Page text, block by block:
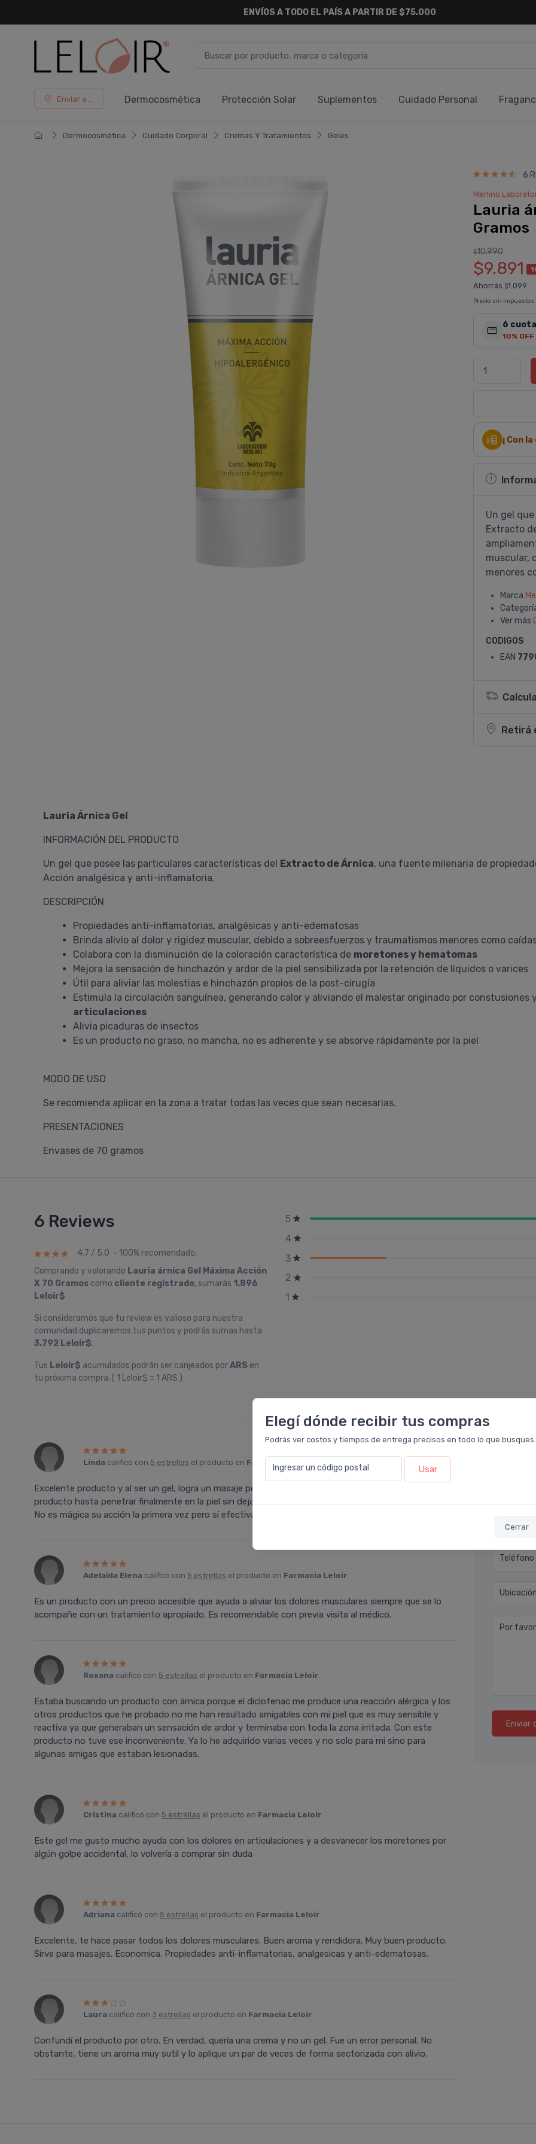
Elegí dónde recibir tus compras
Podrás ver costos y tiempos de entrega precisos en todo lo que busques.
Ingresar un código postal Usar
Cerrar
Enviar a ... Dermocosmética Protección Solar Suplementos Cuidado Personal
Dermocosmética Cuidado Corporal Cremas Y Tratamientos Geles
6
Merlino
Lauria
Gramos
$10.990
$9.891
Ahorrás $1.099
Precio sin
6
10% OFF
¡ Con
Un gel
Extracto
muscular,
menores
Marca
Ver más
CODIGOS
EAN
Retirá
Lauria Árnica Gel
INFORMACIÓN DEL PRODUCTO
Un gel que posee las particulares características del Extracto de Árnica, una fuente milenaria de
Acción analgésica y anti-inflamatoria.
DESCRIPCIÓN
Propiedades anti-inflamatorias, analgésicas y anti-edematosas
Brinda alivio al dolor y rigidez muscular, debido a sobreesfuerzos y traumatismos menores como
Colabora con la disminución de la coloración característica de moretones y hematomas
Mejora la sensación de hinchazón y ardor de la piel sensibilizada por la retención de líquidos o varices
Útil para aliviar las molestias e hinchazón propios de la post-cirugía
Estimula la circulación sanguínea, generando calor y aliviando el malestar originado por constusiones
articulaciones
Alivia picaduras de insectos
Es un producto no graso, no mancha, no es adherente y se absorve rápidamente por la piel
MODO DE USO
Se recomienda aplicar en la zona a tratar todas las veces que sean necesarias.
PRESENTACIONES
Envases de 70 gramos
6 Reviews
4.7 / 5.0 - 100% recomendado.
Comprando y valorando Lauria árnica Gel Máxima Acción
X 70 Gramos como cliente registrado, sumarás 1.896
Leloir$
Si consideramos que tu review es valioso para nuestra
comunidad duplicaremos tus puntos y podrás sumas hasta
3.792 Leloir$.
Tus Leloir$ acumulados podrán ser canjeados porARS en
tu próxima compra. ( 1 Leloir$ = 1 ARS )
5
4
3
2
1
Linda calificó con 5 estrellas el producto en Farmacia Leloir
Excelente producto y al ser un gel, logra un masaje perdurable en el tiempo con poca cantidad de
producto hasta penetrar finalmente en la piel sin dejar rastros oleosos o aceitosos que incomoden.
No es mágica su acción la primera vez pero sí efectiva en reiteradas aplicaciones.
Adelaida Elena calificó con 5 estrellas el producto en Farmacia Leloir.
Es un producto con un precio accesible que ayuda a aliviar los dolores musculares siempre que se lo
acompañe con un tratamiento apropiado. Es recomendable con previa visita al médico.
Roxana calificó con 5 estrellas el producto en Farmacia Leloir.
Estaba buscando un producto con árnica porque el diclofenac me produce una reacción alérgica y los
otros productos que he probado no me han resultado amigables con mi piel que es muy sensible y
reactiva ya que generaban un sensación de ardor y terminaba con toda la zona irritada. Con este
producto no tuve ese inconveniente. Ya lo he adquirido varias veces y no solo para mi sino para
algunas amigas que estaban lesionadas.
Cristina calificó con 5 estrellas el producto en Farmacia Leloir.
Este gel me gusto mucho ayuda con los dolores en articulaciones y a desvanecer los moretones por
algún golpe accidental, lo volvería a comprar sin duda
Adriana calificó con 5 estrellas el producto en Farmacia Leloir.
Excelente, te hace pasar todos los dolores musculares. Buen aroma y rendidora. Muy buen producto.
Sirve para masajes. Economica. Propiedades anti-inflamatorias, analgesicas y anti-edematosas.
Laura calificó con 3 estrellas el producto en Farmacia Leloir.
Confundí­ el producto por otro. En verdad, querí­a una crema y no un gel. Fue un error personal. No
obstante, tiene un aroma muy sutil y lo aplique un par de veces de forma sectorizada con alivio.
Nombre
Email*
Teléfono
Ubicación
Por
Enviar